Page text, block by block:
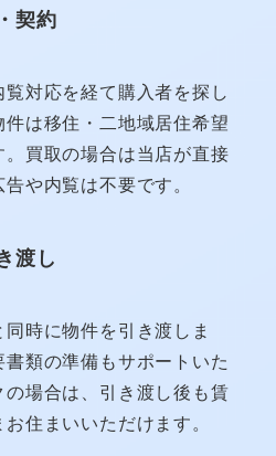
契約
対応を経て購入者を探し
は移住・二地域居住希望
買取の場合は当店が直接
や内覧は不要です。
渡し
時に物件を引き渡しま
類の準備もサポートいた
の場合は、引き渡し後も賃
住まいいただけます。